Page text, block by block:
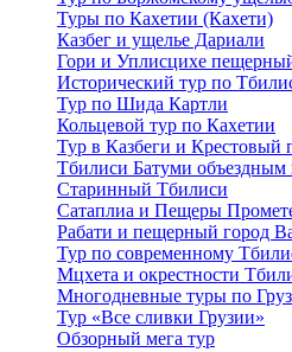
Туры по Кахетии (Кахети)
Казбег и ущелье Дариали
Гори и Уплисцихе
Исторический тур по
Тур по Шида Картли
Кольцевой тур по Кахетии
Тур в Казбеги и Крестовый
Тбилиси Батуми объездным
Старинный Тбилиси
Сатаплиа и Пещеры
Рабати и пещерный город
Тур по современному
Мцхета и окрестности
Многодневные туры по
Тур «Все сливки Грузии»
Обзорный мега тур